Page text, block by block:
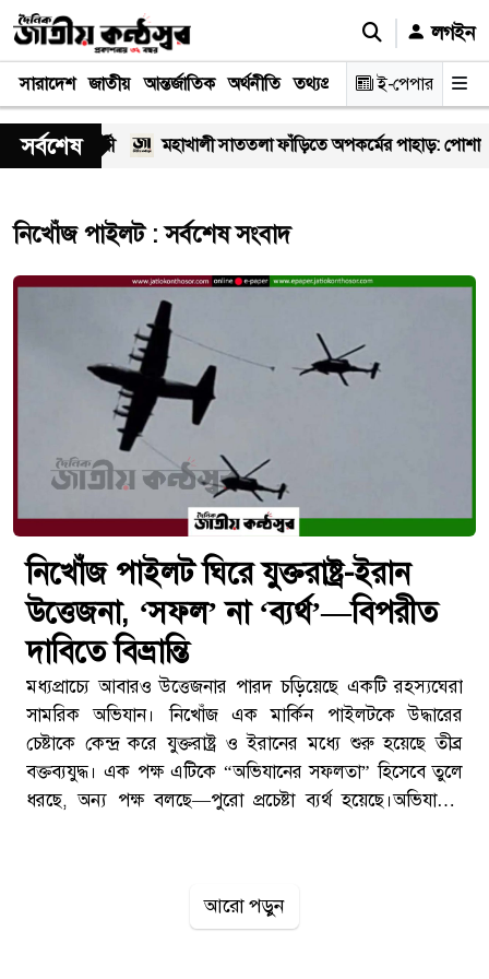
লগইন
সারাদেশ জাতীয় আন্তর্জাতিক অর্থনীতি তথ্যপ্রযুক্তি স্বাস্থ্য আইন-
ই-পেপার
সর্বশেষ
স্বাস্থ্যকর্মী মহাখালী সাততলা ফাঁড়িতে অপকর্মের পাহাড়:
নিখোঁজ পাইলট : সর্বশেষ সংবাদ
নিখোঁজ পাইলট ঘিরে যুক্তরাষ্ট্র-ইরান
উত্তেজনা, ‘সফল’ না ‘ব্যর্থ’—বিপরীত
দাবিতে বিভ্রান্তি
মধ্যপ্রাচ্যে আবারও উত্তেজনার পারদ চড়িয়েছে একটি রহস্যঘেরা
সামরিক অভিযান। নিখোঁজ এক মার্কিন পাইলটকে উদ্ধারের
চেষ্টাকে কেন্দ্র করে যুক্তরাষ্ট্র ও ইরানের মধ্যে শুরু হয়েছে তীব্র
বক্তব্যযুদ্ধ। এক পক্ষ এটিকে “অভিযানের সফলতা” হিসেবে তুলে
ধরছে, অন্য পক্ষ বলছে—পুরো প্রচেষ্টা ব্যর্থ হয়েছে।অভিযানের
চালালেও তা ইরানি বাহিনীর প্রতিরোধে সফল হয়নি। তার ভাষায়,
আরো পড়ুন